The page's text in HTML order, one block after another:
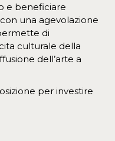
e beneficiare
una agevolazione
di
culturale della
dell’arte a
per investire